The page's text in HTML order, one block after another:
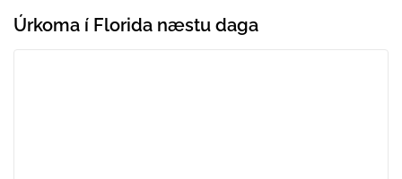
Úrkoma í Florida næstu daga